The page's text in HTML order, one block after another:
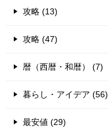
攻略 (13)
攻略 (47)
暦（西暦・和暦） (7)
暮らし・アイデア (56)
最安値 (29)